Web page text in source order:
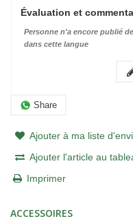
Évaluation et
Personne n'a encore publié
dans cette langue
Share
Ajouter à ma liste
Ajouter l'article au
Imprimer
ACCESSOIRES